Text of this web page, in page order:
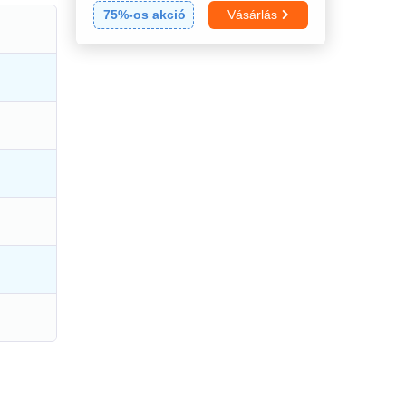
75%-os akció Vásárlás